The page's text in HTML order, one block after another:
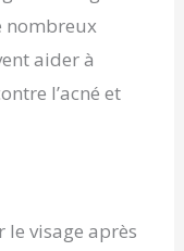
nombreux
aider à
l’acné et
le visage après